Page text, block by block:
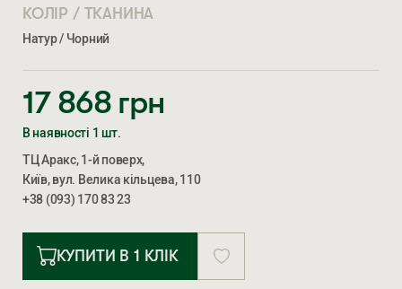
КОЛІР / ТКАНИНА
Натур / Чорний
17 868 грн
В наявності 1 шт.
ТЦ Аракс, 1-й поверх,
Київ, вул. Велика кільцева, 110
+38 (093) 170 83 23
КУПИТИ В 1 КЛІК